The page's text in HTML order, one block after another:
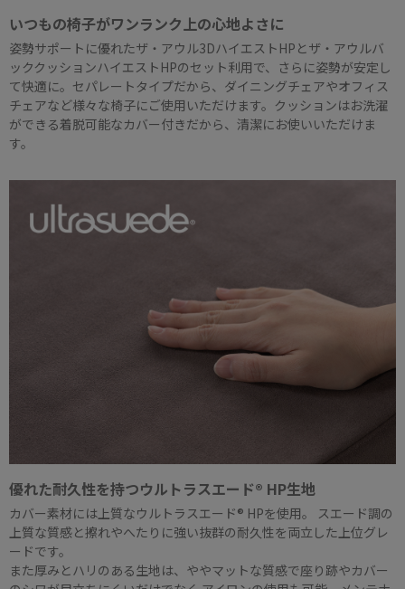
いつもの椅子がワンランク上の心地よさに
姿勢サポートに優れたザ・アウル3DハイエストHPとザ・アウルバ
ッククッションハイエストHPのセット利用で、さらに姿勢が安定し
て快適に。セパレートタイプだから、ダイニングチェアやオフィス
チェアなど様々な椅子にご使用いただけます。クッションはお洗濯
ができる着脱可能なカバー付きだから、清潔にお使いいただけま
す。
優れた耐久性を持つウルトラスエード® HP生地
カバー素材には上質なウルトラスエード® HPを使用。 スエード調の
上質な質感と擦れやへたりに強い抜群の耐久性を両立した上位グレ
ードです。
また厚みとハリのある生地は、ややマットな質感で座り跡やカバー